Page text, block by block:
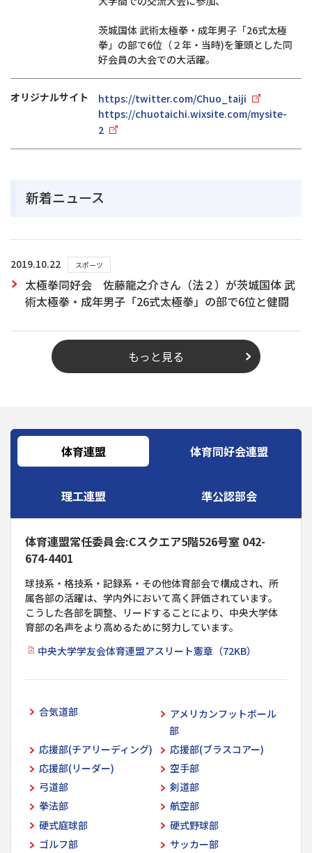
茨城国体 武術太極拳・成年男子「26式太極
拳」の部で6位（２年・当時)を筆頭とした同
好会員の大会での大活躍。
オリジナルサイト
https://twitter.com/Chuo_taiji
https://chuotaichi.wixsite.com/mysite-
2
新着ニュース
2019.10.22 スポーツ
太極拳同好会 佐藤龍之介さん（法２）が茨城国体 武
術太極拳・成年男子「26式太極拳」の部で6位と健闘
もっと見る
体育連盟 体育同好会連盟
理工連盟 準公認部会
体育連盟常任委員会:Cスクエア5階526号室 042-
674-4401
球技系・格技系・記録系・その他体育部会で構成され、所
属各部の活躍は、学内外において高く評価されています。
こうした各部を調整、リードすることにより、中央大学体
育部の名声をより高めるために努力しています。
中央大学学友会体育連盟アスリート憲章（72KB）
合気道部
アメリカンフットボール
部
応援部(チアリーディング)
応援部(ブラスコアー)
応援部(リーダー)
空手部
弓道部
剣道部
拳法部
航空部
硬式庭球部
硬式野球部
ゴルフ部
サッカー部